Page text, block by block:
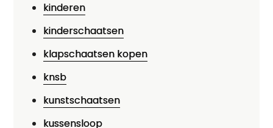
kinderen
kinderschaatsen
klapschaatsen kopen
knsb
kunstschaatsen
kussensloop